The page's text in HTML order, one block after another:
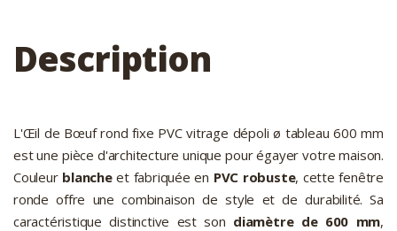
Description
L'Œil de Bœuf rond fixe PVC vitrage dépoli ø tableau 600 mm
est une pièce d'architecture unique pour égayer votre maison.
Couleur blancheet fabriquée en PVC robuste, cette fenêtre
ronde offre une combinaison de style et de durabilité. Sa
caractéristique distinctive est son diamètre de 600 mm,